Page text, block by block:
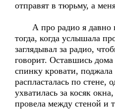
отправят в тюрьму, а
А про радио я давно
тогда, когда услышала
заглядывал за радио,
говорит. Оставшись дома
спинку кровати, поджала
распласталась по стене,
ухватилась за косяк
провела между стеной и